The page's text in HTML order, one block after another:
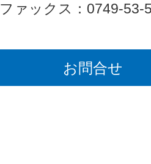
ファックス：0749-53-
お問合せ